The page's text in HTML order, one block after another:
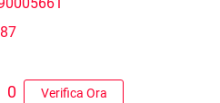
Verifica Ora
0